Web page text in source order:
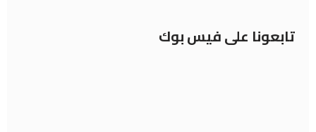
تابعونا على فيس بوك